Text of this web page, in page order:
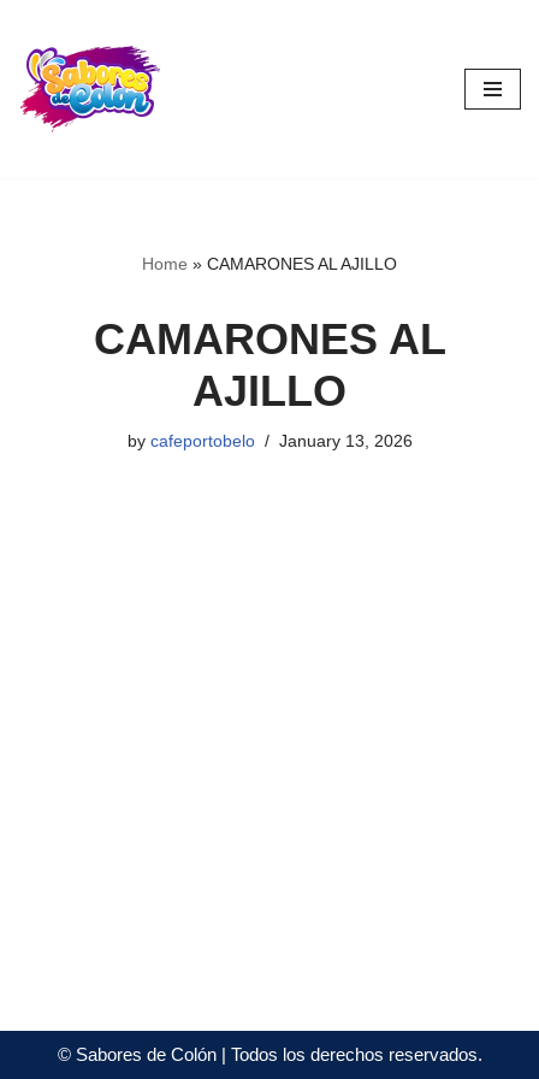
Skip
to
content
Home » CAMARONES AL AJILLO
CAMARONES AL
AJILLO
by cafeportobelo January 13, 2026
©Sabores de Colón| Todos los derechos reservados.